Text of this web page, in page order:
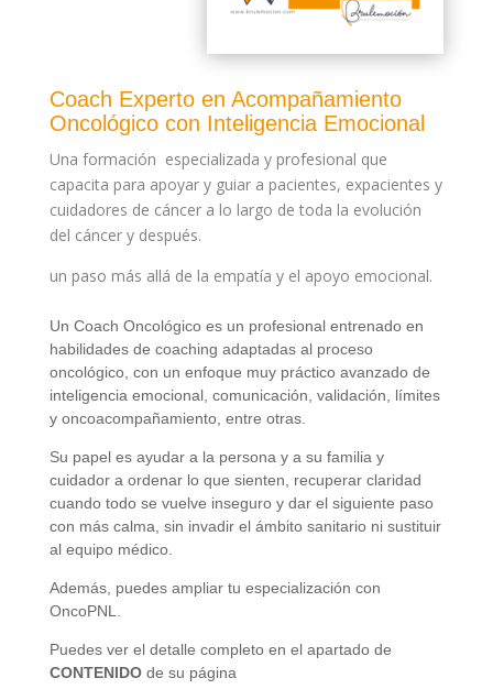
Coach Experto en Acompañamiento
Oncológico con Inteligencia Emocional
Una formación especializada y profesional que
capacita para apoyar y guiar a pacientes, expacientes y
cuidadores de cáncer a lo largo de toda la evolución
del cáncer y después.
un paso más allá de la empatía y el apoyo emocional.
Un Coach Oncológico es un profesional entrenado en
habilidades de coaching adaptadas al proceso
oncológico, con un enfoque muy práctico avanzado de
inteligencia emocional, comunicación, validación, límites
y oncoacompañamiento, entre otras.
Su papel es ayudar a la persona y a su familia y
cuidador a ordenar lo que sienten, recuperar claridad
cuando todo se vuelve inseguro y dar el siguiente paso
con más calma, sin invadir el ámbito sanitario ni sustituir
al equipo médico.
Además, puedes ampliar tu especialización con
OncoPNL.
Puedes ver el detalle completo en el apartado de
CONTENIDO de su página